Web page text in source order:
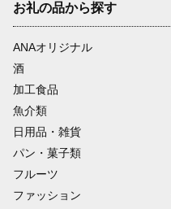
お礼の品から探す
ANAオリジナル
酒
加工食品
魚介類
日用品・雑貨
パン・菓子類
フルーツ
ファッション